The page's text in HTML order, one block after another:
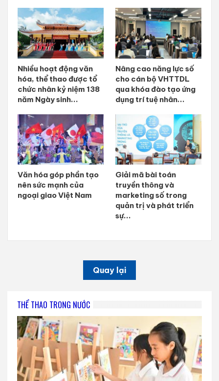
Nhiều hoạt động văn
hóa, thể thao được tổ
chức nhân kỷ niệm 138
năm Ngày sinh...
Nâng cao năng lực số
cho cán bộ VHTTDL
qua khóa đào tạo ứng
dụng trí tuệ nhân...
Văn hóa góp phần tạo
nên sức mạnh của
ngoại giao Việt Nam
Giải mã bài toán
truyền thông và
marketing số trong
quản trị và phát triển
sự...
Quay lại
THỂ THAO TRONG NƯỚC